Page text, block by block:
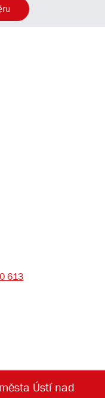
613
Ústí nad